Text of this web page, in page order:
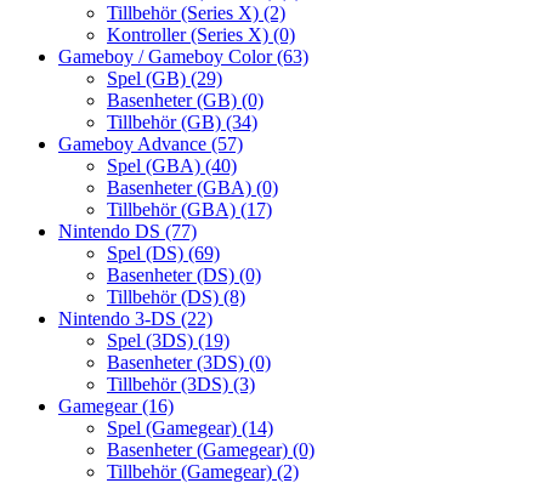
Tillbehör (Series X) (2)
Kontroller (Series X) (0)
Gameboy / Gameboy Color(63)
Spel (GB) (29)
Basenheter (GB) (0)
Tillbehör (GB) (34)
Gameboy Advance (57)
Spel (GBA) (40)
Basenheter (GBA) (0)
Tillbehör (GBA) (17)
Nintendo DS (77)
Spel (DS) (69)
Basenheter (DS) (0)
Tillbehör (DS) (8)
Nintendo 3-DS (22)
Spel (3DS) (19)
Basenheter (3DS) (0)
Tillbehör (3DS) (3)
Gamegear(16)
Spel (Gamegear) (14)
Basenheter (Gamegear) (0)
Tillbehör (Gamegear) (2)